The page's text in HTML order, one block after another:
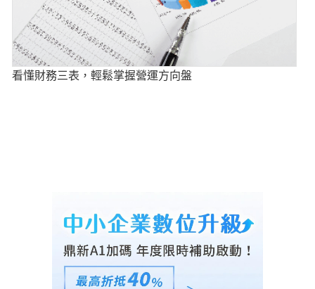
看懂財務三表，輕鬆掌握營運方向盤